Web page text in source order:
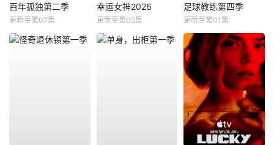
百年孤独第二季
更新至第07集
幸运女神2026
更新至第05集
足球教练第四季
更新至第01集